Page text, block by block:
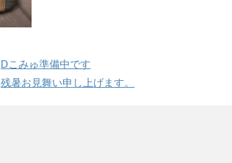
Dこみゅ準備中です
残暑お見舞い申し上げます。